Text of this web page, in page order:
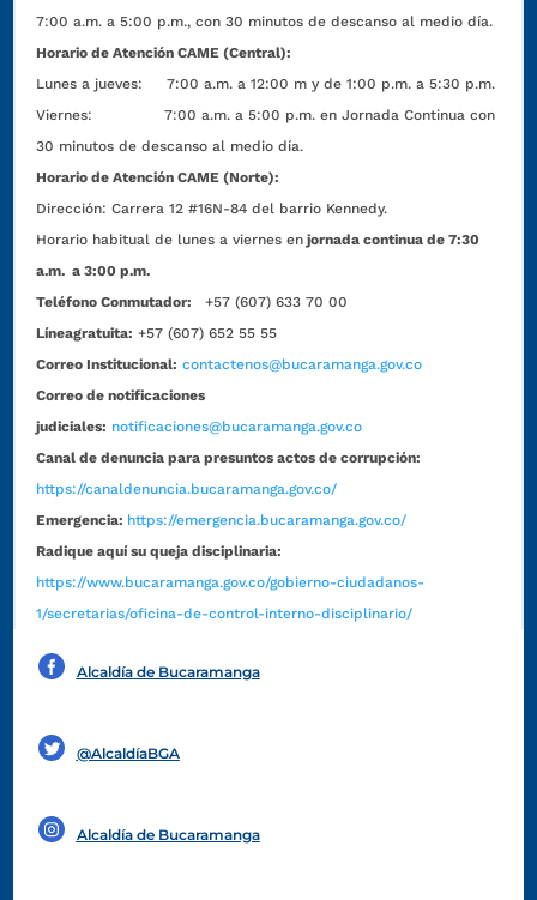
7:00 a.m. a 5:00 p.m., con 30 minutos de descanso al medio día.
Horario de Atención CAME (Central):
Lunes a jueves: 7:00 a.m. a 12:00 m y de 1:00 p.m. a 5:30 p.m.
Viernes: 7:00 a.m. a 5:00 p.m. en Jornada Continua con
30 minutos de descanso al medio día.
Horario de Atención CAME (Norte):
Dirección:Carrera 12 #16N-84 del barrio Kennedy.
Horario habitual de lunes a viernes en jornada continua de 7:30
a.m. a 3:00 p.m.
Teléfono Conmutador:
+57 (607) 633 70 00
Líneagratuita: +57 (607) 652 55 55
Correo Institucional: contactenos@bucaramanga.gov.co
Correo de notificaciones
judiciales: notificaciones@bucaramanga.gov.co
Canal de denuncia para presuntos actos de corrupción:
https://canaldenuncia.bucaramanga.gov.co/
Emergencia: https://emergencia.bucaramanga.gov.co/
Radique aquí su queja disciplinaria:
https://www.bucaramanga.gov.co/gobierno-ciudadanos-
1/secretarias/oficina-de-control-interno-disciplinario/
Alcaldía de Bucaramanga
@AlcaldíaBGA
Alcaldía de Bucaramanga